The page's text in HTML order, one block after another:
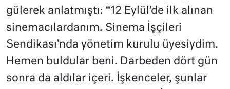
gülerek anlatmıştı: “12 Eylül’de ilk alınan
sinemacılardanım. Sinema İşçileri
Sendikası’nda yönetim kurulu üyesiydim.
Hemen buldular beni. Darbeden dört gün
sonra da aldılar içeri. İşkenceler, şunlar